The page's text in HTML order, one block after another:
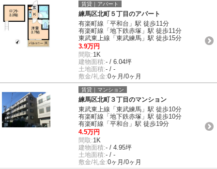
賃貸｜アパート
練馬区北町５丁目のアパート
有楽町線「平和台」駅 徒歩11分
有楽町線「地下鉄赤塚」駅 徒歩11分
東武東上線「東武練馬」駅 徒歩15分
3.9万円
間取:1K
建物面積:- / 6.04坪
土地面積:- / -
敷金/礼金:0ヶ月/0ヶ月
賃貸｜マンション
練馬区北町３丁目のマンション
東武東上線「東武練馬」駅 徒歩10分
有楽町線「地下鉄赤塚」駅 徒歩10分
有楽町線「平和台」駅 徒歩19分
4.5万円
間取:1K
建物面積:- / 4.95坪
土地面積:- / -
敷金/礼金:0ヶ月/0ヶ月